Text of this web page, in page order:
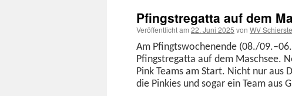
springenPfingstregatta auf dem
Veröffentlicht am 22. Juni 2025 von WV
Am Pfin­gtswoch­enende (08./
Pfin­gstre­gat­ta auf dem Maschsee.
Pink Teams am Start. Nicht nur aus
die Pinkies und sog­ar ein Team aus